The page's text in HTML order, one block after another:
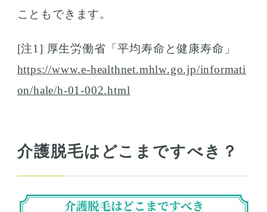
こともできます。
[注1] 厚生労働省「平均寿命と健康寿命」
https://www.e-healthnet.mhlw.go.jp/informati
on/hale/h-01-002.html
介護脱毛はどこまですべき？